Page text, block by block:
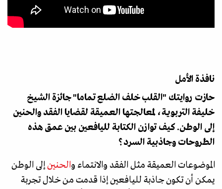
نافذة الأمل
حازت روايتك "القلب خلف الضلع تماما" جائزة الشيخ
خليفة التربوية، لمعالجتها العميقة لقضايا الفقد والحنين
إلى الوطن. كيف توازن الكتابة لليافعين بين عمق هذه
الطروحات وجاذبية السرد؟
الموضوعات العميقة مثل الفقد والانتماء والحنينإلى الوطن
يمكن أن تكون جاذبة لليافعين إذا قدمت من خلال تجربة